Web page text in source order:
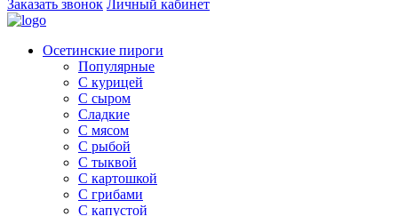
Заказать звонок Личный кабинет
Осетинские пироги
Популярные
С курицей
С сыром
Сладкие
С мясом
С рыбой
С тыквой
С картошкой
С грибами
С капустой